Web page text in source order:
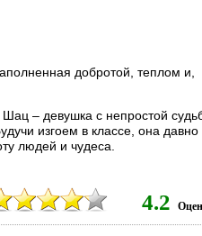
добротой, теплом и,
– девушка с непростой
изгоем в классе, она давно
людей и чудеса.
4.2